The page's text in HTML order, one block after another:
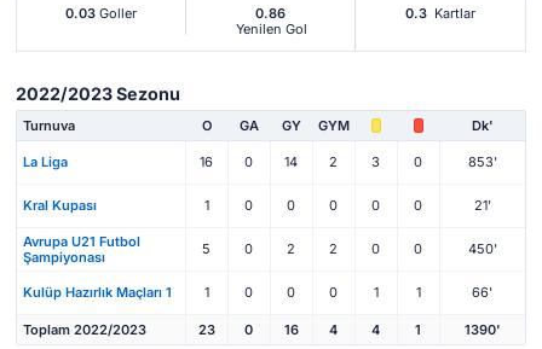
0.03Goller
0.86
Yenilen Gol
0.3 Kartlar
2022/2023 Sezonu
Turnuva O GA GY GYM Dk'
La Liga 16 0 14 2 3 0 853'
Kral Kupası 1 0 0 0 0 0 21'
Avrupa U21 Futbol
Şampiyonası
5 0 2 2 0 0 450'
Kulüp Hazırlık Maçları 1 1 0 0 0 1 1 66'
Toplam 2022/2023 23 0 16 4 4 1 1390'